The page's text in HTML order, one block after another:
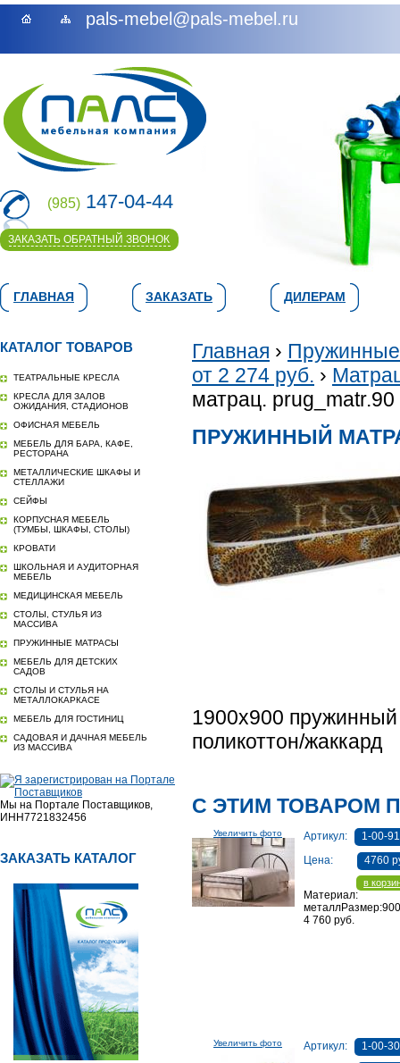
pals-mebel@pals-mebel.ru
(985) 147-04-44
ЗАКАЗАТЬ ОБРАТНЫЙ ЗВОНОК
ГЛАВНАЯ ЗАКАЗАТЬ ДИЛЕРАМ
КАТАЛОГ ТОВАРОВ
ТЕАТРАЛЬНЫЕ КРЕСЛА
КРЕСЛА ДЛЯ ЗАЛОВ
ОЖИДАНИЯ, СТАДИОНОВ
ОФИСНАЯ МЕБЕЛЬ
МЕБЕЛЬ ДЛЯ БАРА, КАФЕ,
РЕСТОРАНА
МЕТАЛЛИЧЕСКИЕ ШКАФЫ И
СТЕЛЛАЖИ
СЕЙФЫ
КОРПУСНАЯ МЕБЕЛЬ
(ТУМБЫ, ШКАФЫ, СТОЛЫ)
КРОВАТИ
ШКОЛЬНАЯ И АУДИТОРНАЯ
МЕБЕЛЬ
МЕДИЦИНСКАЯ МЕБЕЛЬ
СТОЛЫ, СТУЛЬЯ ИЗ
МАССИВА
ПРУЖИННЫЕ МАТРАСЫ
МЕБЕЛЬ ДЛЯ ДЕТСКИХ
САДОВ
СТОЛЫ И СТУЛЬЯ НА
МЕТАЛЛОКАРКАСЕ
МЕБЕЛЬ ДЛЯ ГОСТИНИЦ
САДОВАЯ И ДАЧНАЯ МЕБЕЛЬ
ИЗ МАССИВА
Мы на Портале Поставщиков,
ИНН7721832456
ЗАКАЗАТЬ КАТАЛОГ
Главная ›
от 2 274 руб. ›
матрац. prug_matr.90
ПРУЖИННЫЙ
1900х900 пружинный
поликоттон/жаккард
С ЭТИМ ТОВАРОМ
Увеличить фото Артикул:
1-00-
Цена:
4760
в
Материал:
4 760 руб.
Увеличить фото Артикул:
1-00-30